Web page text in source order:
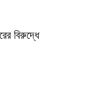
বিরুদ্ধে